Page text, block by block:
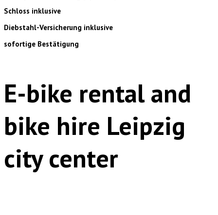
Schloss inklusive
Diebstahl-Versicherung inklusive
sofortige Bestätigung
E-bike rental and
bike hire Leipzig
city center